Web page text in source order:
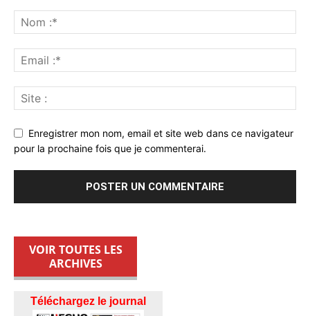
Enregistrer mon nom, email et site web dans ce navigateur
pour la prochaine fois que je commenterai.
VOIR TOUTES LES
ARCHIVES